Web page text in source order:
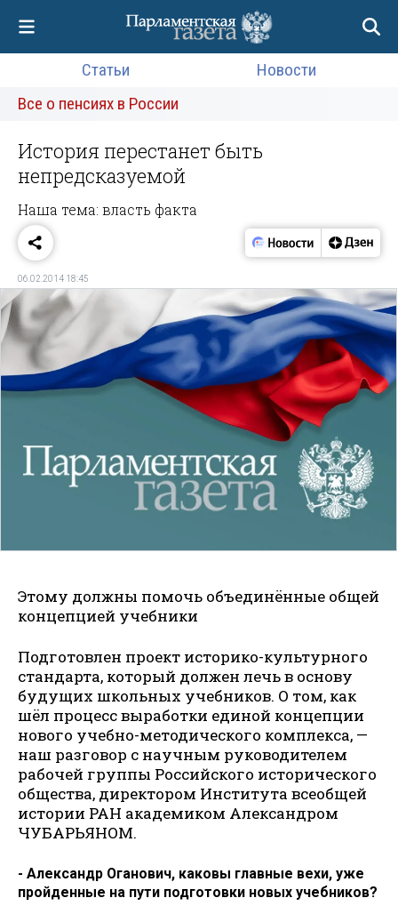
Статьи
Новости
Все о пенсиях в России
История перестанет быть
непредсказуемой
Наша тема: власть факта
06.02.2014 18:45
Этому должны помочь объединённые общей
концепцией учебники
Подготовлен проект историко-культурного
стандарта, который должен лечь в основу
будущих школьных учебников. О том, как
шёл процесс выработки единой концепции
нового учебно-методического комплекса, —
наш разговор с научным руководителем
рабочей группы Российского исторического
общества, директором Института всеобщей
истории РАН академиком Александром
ЧУБАРЬЯНОМ.
- Александр Оганович, каковы главные вехи, уже
пройденные на пути подготовки новых учебников?